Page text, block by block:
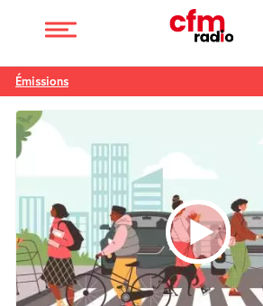
Émissions